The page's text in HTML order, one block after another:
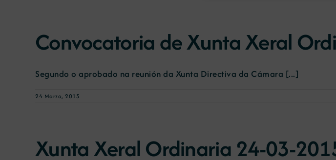
Convocatoria de Xunta Xeral
Segundo o aprobado na reunión da Xunta Directiva da Cámara [...]
24 Marzo, 2015
Xunta Xeral Ordinaria 24-03-